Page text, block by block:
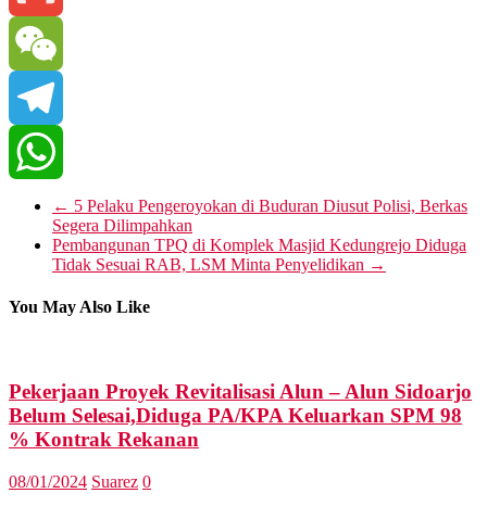
Gmail
WeChat
Telegram
WhatsApp
← 5 Pelaku Pengeroyokan di Buduran Diusut Polisi, Berkas
Segera Dilimpahkan
Pembangunan TPQ di Komplek Masjid Kedungrejo Diduga
Tidak Sesuai RAB, LSM Minta Penyelidikan →
You May Also Like
Pekerjaan Proyek Revitalisasi Alun – Alun Sidoarjo
Belum Selesai,Diduga PA/KPA Keluarkan SPM 98
% Kontrak Rekanan
08/01/2024 Suarez 0